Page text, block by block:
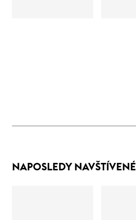
NAPOSLEDY NAVŠTÍVENÉ